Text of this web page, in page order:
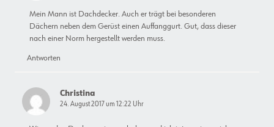
Mein Mann ist Dachdecker. Auch er trägt bei besonderen
Dächern neben dem Gerüst einen Auffanggurt. Gut, dass dieser
nach einer Norm hergestellt werden muss.
Antworten
Christina
24. August 2017 um 12:22 Uhr